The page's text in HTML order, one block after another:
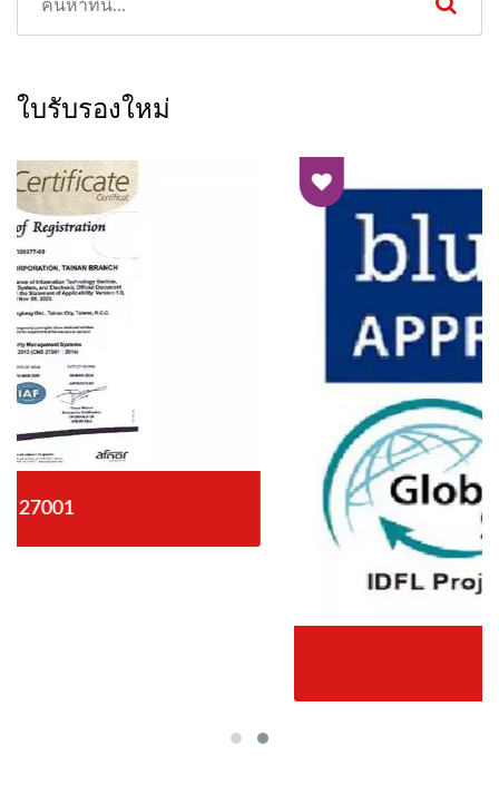
ใบรับรองใหม่